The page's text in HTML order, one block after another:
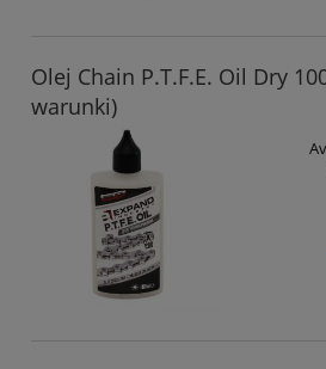
Olej Chain P.T.F.E. Oil Dry
warunki)